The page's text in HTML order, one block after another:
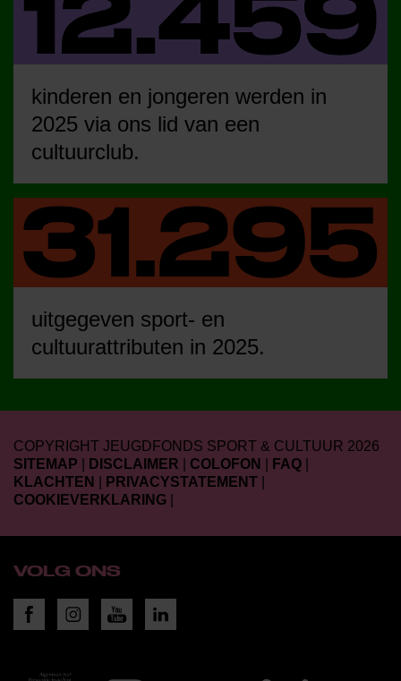
kinderen en jongeren werden in
2025 via ons lid van een
cultuurclub.
uitgegeven sport- en
cultuurattributen in 2025.
COPYRIGHT JEUGDFONDS SPORT & CULTUUR 2026
SITEMAP
DISCLAIMER COLOFON FAQ
KLACHTEN
PRIVACYSTATEMENT
COOKIEVERKLARING
VOLG ONS